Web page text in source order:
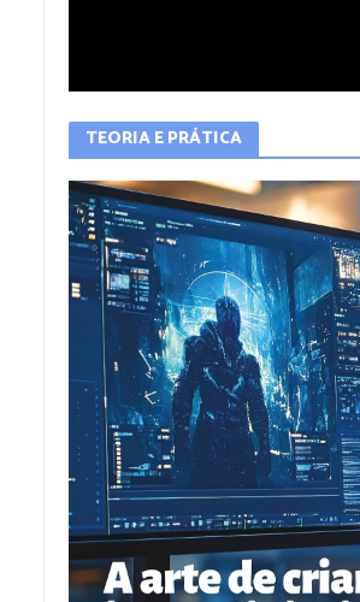
TEORIA E PRÁTICA